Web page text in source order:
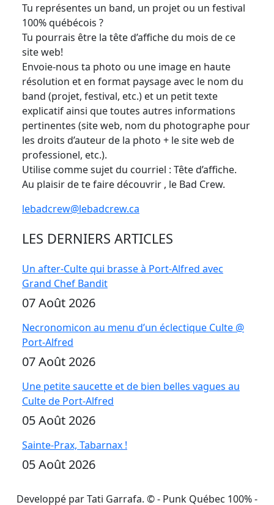
Tu représentes un band, un projet ou un festival
100% québécois ?
Tu pourrais être la tête d’affiche du mois de ce
site web!
Envoie-nous ta photo ou une image en haute
résolution et en format paysage avec le nom du
band (projet, festival, etc.) et un petit texte
explicatif ainsi que toutes autres informations
pertinentes (site web, nom du photographe pour
les droits d’auteur de la photo + le site web de
professionel, etc.).
Utilise comme sujet du courriel : Tête d’affiche.
Au plaisir de te faire découvrir , le Bad Crew.
lebadcrew@lebadcrew.ca
LES DERNIERS ARTICLES
Un after-Culte qui brasse à Port-Alfred avec
Grand Chef Bandit
07 Août 2026
Necronomicon au menu d’un éclectique Culte @
Port-Alfred
07 Août 2026
Une petite saucette et de bien belles vagues au
Culte de Port-Alfred
05 Août 2026
Sainte-Prax, Tabarnax !
05 Août 2026
Developpé par Tati Garrafa. ©- Punk Québec 100% -